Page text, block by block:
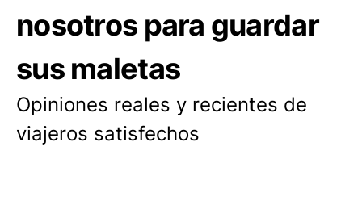
nosotros para guardar
sus maletas
Opiniones reales y recientes de
viajeros satisfechos